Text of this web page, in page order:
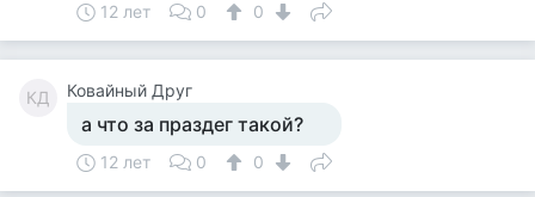
12 лет 0 0
КД Ковайный Друг
а что за праздег такой?
12 лет 0 0